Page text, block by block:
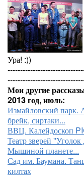
Ура! :))
Мои другие
2013 год, июль:
Измайловский парк.
брейк, сиртаки...
ВВЦ. Калейдоскоп
Театр зверей
Мышиной планете...
Сад им. Баумана.
килтах